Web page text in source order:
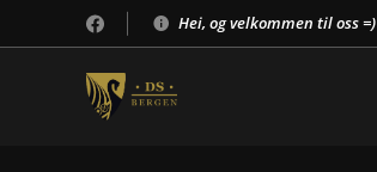
Hei, og velkommen til oss =)